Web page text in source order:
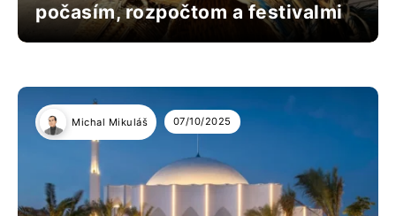
počasím, rozpočtom a festivalmi
Michal Mikuláš 07/10/2025